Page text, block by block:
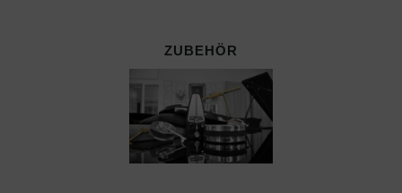
ZUBEHÖR